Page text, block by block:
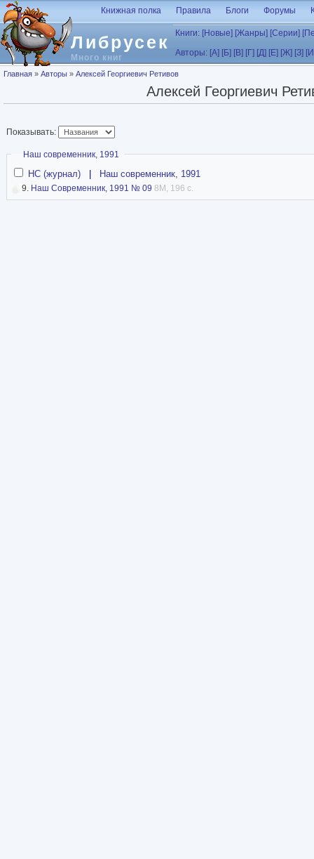
Перейти к основному содержанию
Либрусек
Много книг
Книжная полка Правила Блоги Форумы
Книги: [Новые] [Жанры] [Серии]
Авторы: [А] [Б] [В] [Г] [Д] [Е] [Ж] [З]
Вы здесь
Главная » Авторы » Алексей Георгиевич Ретивов
Алексей Георгиевич
Показывать:
Скрыть
Наш современник, 1991
НС (журнал) Наш современник, 1991
9. Наш Современник, 1991 № 09 8M, 196 с.